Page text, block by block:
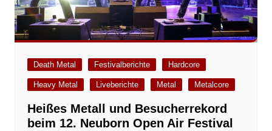
Death Metal Festivalberichte Hardcore
Heavy Metal Liveberichte Metal Metalcore
Heißes Metall und Besucherrekord
beim 12. Neuborn Open Air Festival